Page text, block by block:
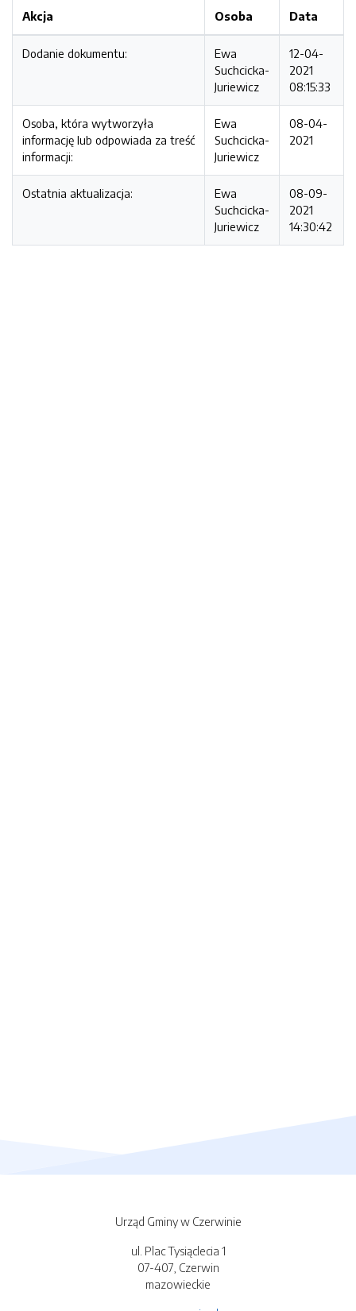
Akcja Osoba Data
Dodanie dokumentu:
Ewa
Suchcicka-
Juriewicz
12-04-
2021
08:15:33
Osoba, która wytworzyła
informację lub odpowiada za treść
informacji:
Ewa
Suchcicka-
Juriewicz
08-04-
2021
Ostatnia aktualizacja:
Ewa
Suchcicka-
Juriewicz
08-09-
2021
14:30:42
Urząd Gminy w Czerwinie
ul. Plac Tysiąclecia 1
07-407, Czerwin
mazowieckie